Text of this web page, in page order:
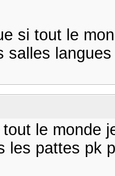
si tout le
salles
le monde
les pattes pk